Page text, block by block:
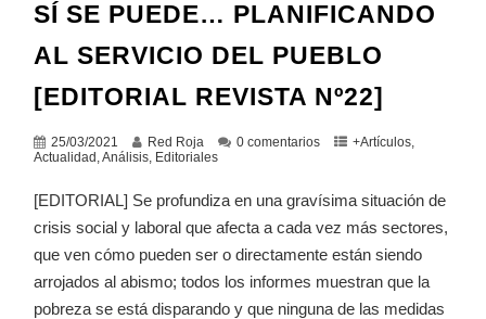
SÍ SE PUEDE… PLANIFICANDO
AL SERVICIO DEL PUEBLO
[EDITORIAL REVISTA Nº22]
25/03/2021 Red Roja 0 comentarios +Artículos,
Actualidad ,Análisis, Editoriales
[EDITORIAL] Se profundiza en una gravísima situación de
crisis social y laboral que afecta a cada vez más sectores,
que ven cómo pueden ser o directamente están siendo
arrojados al abismo; todos los informes muestran que la
pobreza se está disparando y que ninguna de las medidas